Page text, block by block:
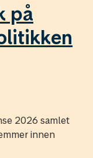
på
2026 samlet
innen